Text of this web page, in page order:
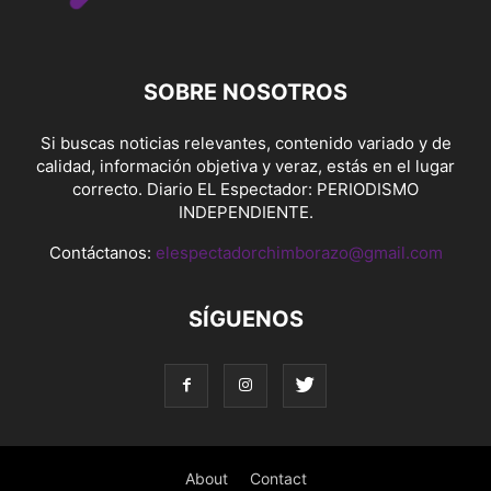
SOBRE NOSOTROS
Si buscas noticias relevantes, contenido variado y de
calidad, información objetiva y veraz, estás en el lugar
correcto. Diario EL Espectador: PERIODISMO
INDEPENDIENTE.
Contáctanos: elespectadorchimborazo@gmail.com
SÍGUENOS
About Contact